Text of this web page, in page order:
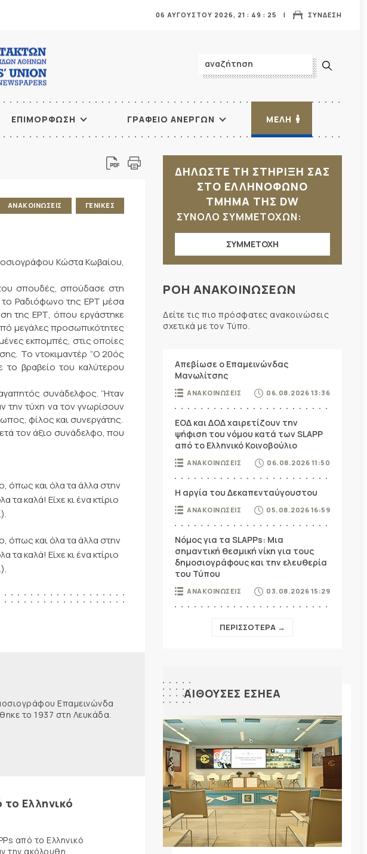
ΣΥΝΔΕΣΗ
06 ΑΥΓΟΥΣΤΟΥ 2026, 21 : 49 : 26
ΕΠΙΜΟΡΦΩΣΗ ΓΡΑΦΕΙΟ ΑΝΕΡΓΩΝ ΜΕΛΗ
ΑΝΑΚΟΙΝΩΣΕΙΣ ΓΕΝΙΚΕΣ
Κώστα Κωβαίου,
σπουδές, σπούδασε στη
το Ραδιόφωνο της ΕΡΤ μέσα
της ΕΡΤ, όπου εργάστηκε
μεγάλες προσωπικότητες
εκπομπές, στις οποίες
Το ντοκιμαντέρ “Ο 20ός
βραβείο του καλύτερου
συνάδελφος. ‘Ήταν
την τύχη να τον γνωρίσουν
φίλος και συνεργάτης.
τον άξιο συνάδελφο, που
όπως και όλα τα άλλα στην
τα καλά! Είχε κι ένα κτίριο
όπως και όλα τα άλλα στην
τα καλά! Είχε κι ένα κτίριο
Επαμεινώνδα
το 1937 στη Λευκάδα.
Ελληνικό
από το Ελληνικό
την ακόλουθη
ΔΗΛΩΣΤΕ ΤΗ ΣΤΗΡΙΞΗ ΣΑΣ
ΣΤΟ ΕΛΛΗΝΟΦΩΝΟ
ΤΜΗΜΑ ΤΗΣ DW
ΣΥΝΟΛΟ ΣΥΜΜΕΤΟΧΩΝ:
ΣΥΜΜΕΤΟΧΗ
ΡΟΗ ΑΝΑΚΟΙΝΩΣΕΩΝ
Δείτε τις πιο πρόσφατες ανακοινώσεις
σχετικά με τον Τύπο.
Απεβίωσε ο Επαμεινώνδας
Μανωλίτσης
ΑΝΑΚΟΙΝΩΣΕΙΣ 06.08.2026 13:36
ΕΟΔ και ΔΟΔ χαιρετίζουν την
ψήφιση του νόμου κατά των SLAPP
από το Ελληνικό Κοινοβούλιο
ΑΝΑΚΟΙΝΩΣΕΙΣ 06.08.2026 11:50
Η αργία του Δεκαπενταύγουστου
ΑΝΑΚΟΙΝΩΣΕΙΣ 05.08.2026 16:59
Νόμος για τα SLAPPs: Μια
σημαντική θεσμική νίκη για τους
δημοσιογράφους και την ελευθερία
του Τύπου
ΑΝΑΚΟΙΝΩΣΕΙΣ 03.08.2026 15:29
ΠΕΡΙΣΣΟΤΕΡΑ →
ΑΙΘΟΥΣΕΣ ΕΣΗΕΑ